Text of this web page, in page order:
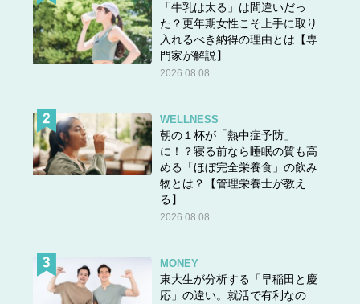
ルージュ ピュールクチュール レフィルの「NM ヌード ミューズ」 6,050円（税
込） 表参道フラッグシップ ブティック・公式オンラインブティック限定発売中
表参道・原宿のキャットストリートをメインに「WILD
POSTING」をYSLとして初めて実施。ニューヨークやパ
リなどの海外で多く実施されている人気の「WILD
ンバサダーでは初の展開となります。
「牛乳は太る」は間違いだっ
た？更年期女性こそ上手に取り
入れるべき納得の理由とは【専
門家が解説】
2026.08.08
WELLNESS
朝の１杯が「熱中症予防」
に！？寝る前なら睡眠の質も高
める「ほぼ完全栄養食」の飲み
物とは？【管理栄養士が教え
る】
2026.08.08
MONEY
東大生が分析する「早稲田と慶
応」の違い。就活で有利なの